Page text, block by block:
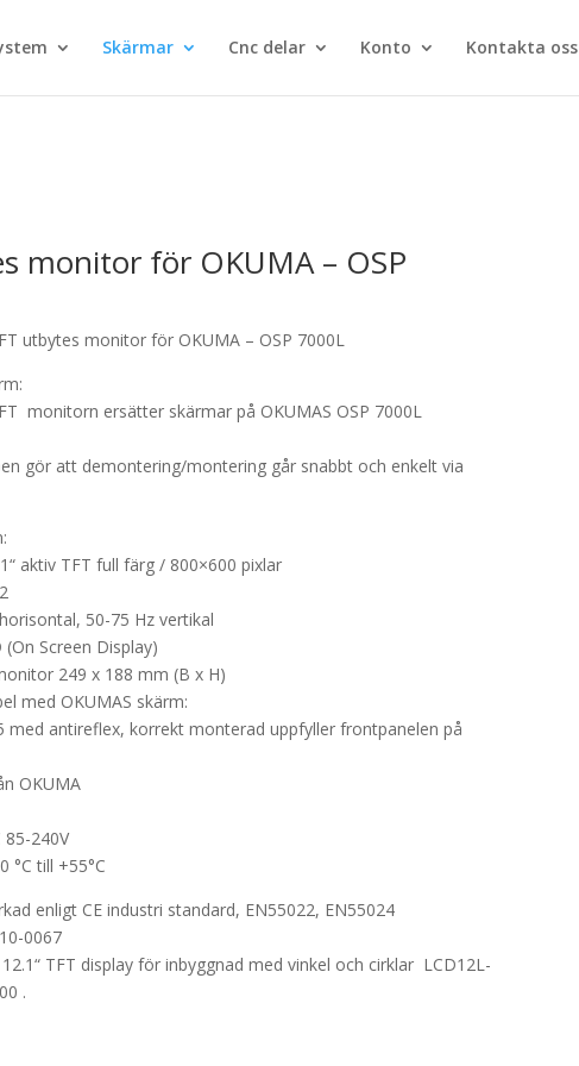
Skärmar Cnc delar Konto Kontakta oss
monitor för OKUMA – OSP
utbytes monitor för OKUMA – OSP 7000L
monitorn ersätter skärmar på OKUMAS OSP 7000L
gör att demontering/montering går snabbt och enkelt via
aktiv TFT full färg / 800×600 pixlar
50-75 Hz vertikal
Screen Display)
249 x 188 mm (B x H)
med OKUMAS skärm:
med antireflex, korrekt monterad uppfyller frontpanelen på
OKUMA
240V
°C till +55°C
enligt CE industri standard, EN55022, EN55024
0067
TFT display för inbyggnad med vinkel och cirklar LCD12L-
.